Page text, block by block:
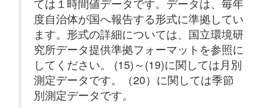
ては１時間値データです。データは、毎年
度自治体が国へ報告する形式に準拠してい
ます。形式の詳細については、国立環境研
究所データ提供準拠フォーマットを参照に
してください。 (15)～(19)に関しては月別
測定データです。（20）に関しては季節
別測定データです。